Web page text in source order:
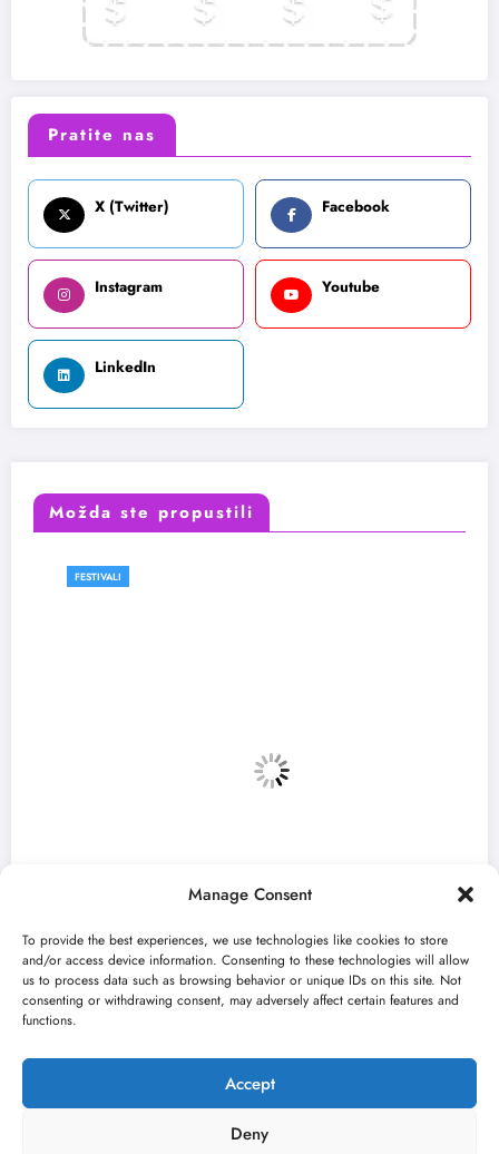
Manage Consent
To provide the best experiences, we use technologies like cookies to store
and/or access device information. Consenting to these technologies will allow
us to process data such as browsing behavior or unique IDs on this site. Not
consenting or withdrawing consent, may adversely affect certain features and
functions.
Accept
Deny
Pratite nas
X (Twitter) Facebook
Instagram Youtube
LinkedIn
Možda ste propustili
FESTIVALI
„Najveći mali festival u Vojvodini“ i ovog
Kulturni kišobran